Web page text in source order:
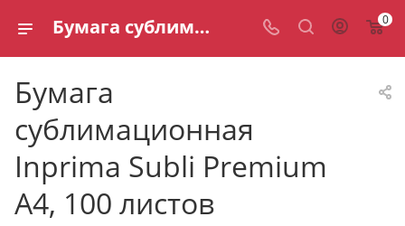
Бумага сублимационная Inprima Subli Premium A4, 100 листов — сублимационная бумага 0
Бумага
сублимационная
Inprima Subli Premium
A4, 100 листов